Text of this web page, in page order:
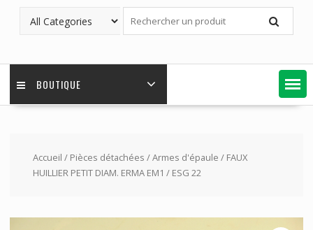
BOUTIQUE
Accueil / Pièces détachées /Armes d'épaule / FAUX
HUILLIER PETIT DIAM. ERMA EM1 / ESG 22